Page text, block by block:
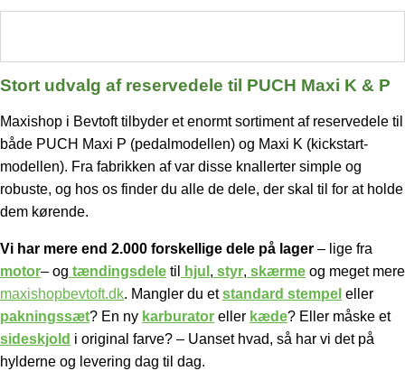
Stort udvalg af reservedele til PUCH Maxi K & P
Maxishop i Bevtoft tilbyder et enormt sortiment af reservedele til
både PUCH Maxi P (pedalmodellen) og Maxi K (kickstart-
modellen). Fra fabrikken af var disse knallerter simple og
robuste, og hos os finder du alle de dele, der skal til for at holde
dem kørende.
Vi har mere end 2.000 forskellige dele på lager – lige fra
motor– og tændingsdele til hjul , styr, skærme og meget mere
maxishopbevtoft.dk. Mangler du etstandard stempel eller
pakningssæt? En ny karburator eller kæde? Eller måske et
sideskjold i original farve? – Uanset hvad, så har vi det på
hylderne og levering dag til dag.